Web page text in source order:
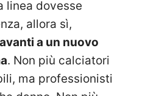
linea dovesse
allora sì,
a un nuovo
. Non più calciatori
ma professionisti